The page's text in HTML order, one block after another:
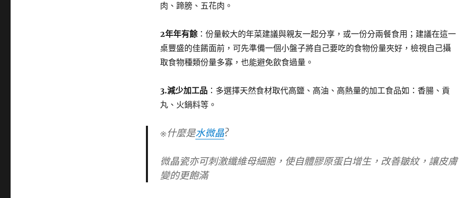
肉、蹄膀、五花肉。
2年年有餘：份量較大的年菜建議與親友一起分享，或一份分兩餐食用；建議在這一
桌豐盛的佳餚面前，可先準備一個小盤子將自己要吃的食物份量夾好，檢視自己攝
取食物種類份量多寡，也能避免飲食過量。
3.減少加工品：多選擇天然食材取代高鹽、高油、高熱量的加工食品如：香腸、貢
丸、火鍋料等。
※什麼是水微晶?
微晶瓷亦可刺激纖維母細胞，使自體膠原蛋白增生，改善皺紋，讓皮膚
變的更飽滿